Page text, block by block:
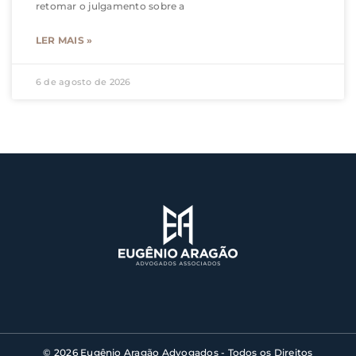
retomar o julgamento sobre a
LER MAIS »
6 de agosto de 2026
© 2026 Eugênio Aragão Advogados - Todos os Direitos